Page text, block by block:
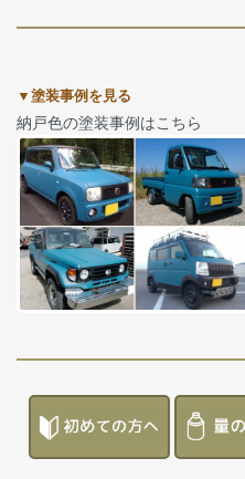
▼塗装事例を見る
納戸色の塗装事例はこちら